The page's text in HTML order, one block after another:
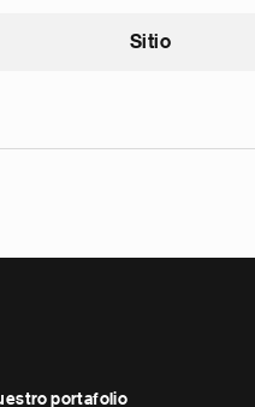
Sitio
portafolio